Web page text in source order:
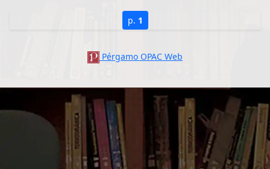
p. 1
Pérgamo OPAC Web